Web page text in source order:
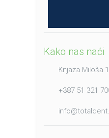
Kako nas naći
Knjaza Miloša
+387 51 321